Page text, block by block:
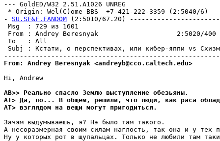
--- GoldED/W32 2.51.A1026 UNREG
* Origin: Wel(C)ome BBS  +7-421-222-3359 (2:5040/6)
- SU.SF&F.FANDOM (2:5010/67.20)
Msg  : 729
From : Andrey Beresnyak                    2:5020/400
To   : All
Subj : Кстати, о перспективах, или кибер-
From: Andrey Beresnyak <andreyb@cco.caltech.edu>
Hi, Andrew
AB>> Реально спасло Землю выступление обезьяны.
AT> Да, но... В общем, решили, что люди, как раса
AT> взглядом на вещи могут пpигодиться.
Зачэм выдумываешь, э? Нэ было там такого.
А несоразмерная своим силам наглость, так она и у тех
Ну у которых рот в щупальцах. Только не любили там